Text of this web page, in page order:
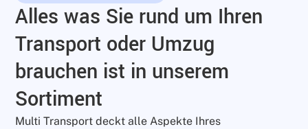
Alles was Sie rund um Ihren
Transport oder Umzug
brauchen ist in unserem
Sortiment
Multi Transport deckt alle Aspekte Ihres